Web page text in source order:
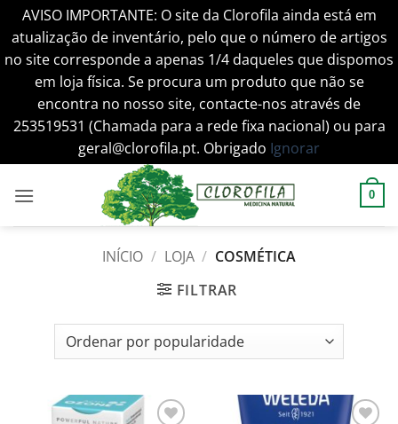
AVISO IMPORTANTE: O site da Clorofila ainda está em
atualização de inventário, pelo que o número de artigos
no site corresponde a apenas 1/4 daqueles que dispomos
em loja física. Se procura um produto que não se
encontra no nosso site, contacte-nos através de
253519531 (Chamada para a rede fixa nacional) ou para
geral@clorofila.pt. Obrigado Ignorar
0
INÍCIO / LOJA / COSMÉTICA
FILTRAR